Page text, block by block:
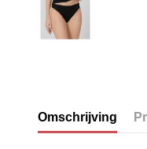
Omschrijving